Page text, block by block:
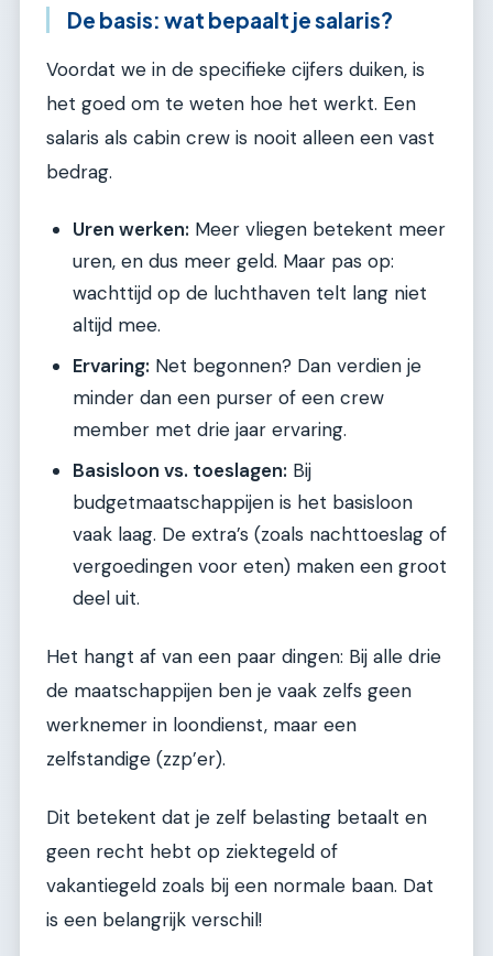
De basis: wat bepaalt je salaris?
Voordat we in de specifieke cijfers duiken, is
het goed om te weten hoe het werkt. Een
salaris als cabin crew is nooit alleen een vast
bedrag.
Uren werken: Meer vliegen betekent meer
uren, en dus meer geld. Maar pas op:
wachttijd op de luchthaven telt lang niet
altijd mee.
Ervaring: Net begonnen? Dan verdien je
minder dan een purser of een crew
member met drie jaar ervaring.
Basisloon vs. toeslagen: Bij
budgetmaatschappijen is het basisloon
vaak laag. De extra’s (zoals nachttoeslag of
vergoedingen voor eten) maken een groot
deel uit.
Het hangt af van een paar dingen: Bij alle drie
de maatschappijen ben je vaak zelfs geen
werknemer in loondienst, maar een
zelfstandige (zzp’er).
Dit betekent dat je zelf belasting betaalt en
geen recht hebt op ziektegeld of
vakantiegeld zoals bij een normale baan. Dat
is een belangrijk verschil!